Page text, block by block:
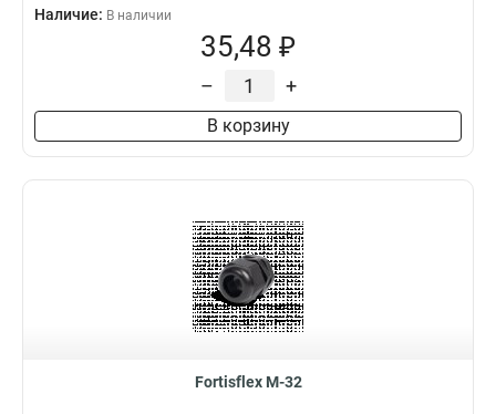
Наличие: В наличии
35,48 ₽
– +
В корзину
Fortisflex M-32